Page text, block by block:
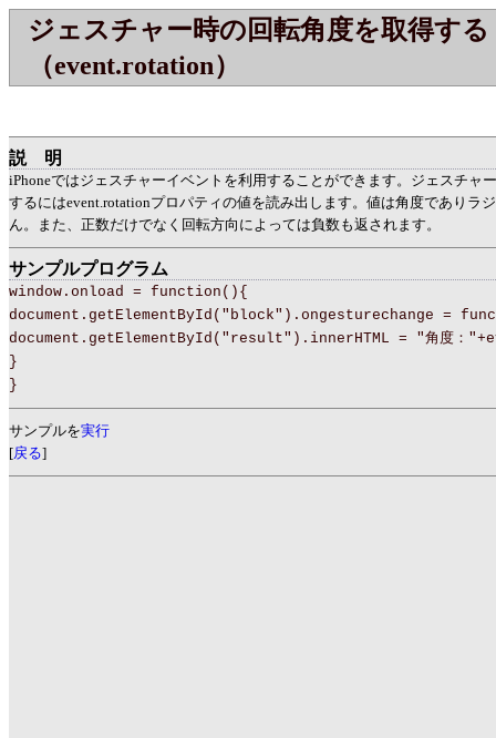
ジェスチャー時の回転角度を取得する
（event.rotation）
説明
iPhoneではジェスチャーイベントを利用することができます。ジェスチャ
するにはevent.rotationプロパティの値を読み出します。値は角度でありラ
ん。また、正数だけでなく回転方向によっては負数も返されます。
サンプルプログラム
window.onload = function(){
document.getElementById("block").ongesturechange =
document.getElementById("result").innerHTML = "角度：
}
}
サンプルを実行
[戻る]